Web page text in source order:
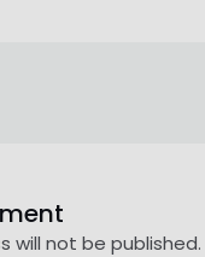
will not be published.